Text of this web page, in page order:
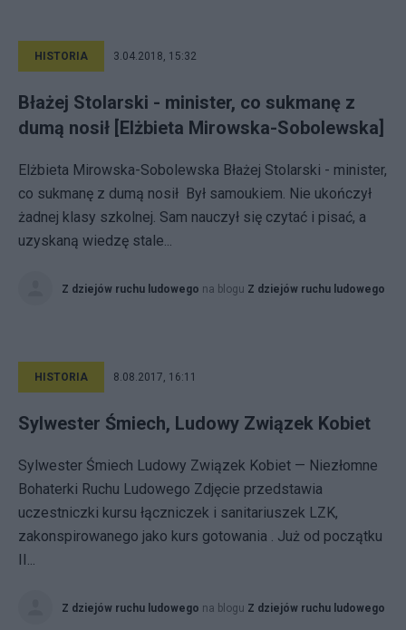
HISTORIA 3.04.2018, 15:32
Błażej Stolarski - minister, co sukmanę z
dumą nosił [Elżbieta Mirowska-Sobolewska]
Elżbieta Mirowska-Sobolewska Błażej Stolarski - minister,
co sukmanę z dumą nosił Był samoukiem. Nie ukończył
żadnej klasy szkolnej. Sam nauczył się czytać i pisać, a
uzyskaną wiedzę stale...
Z dziejów ruchu ludowego na blogu Z dziejów ruchu ludowego
HISTORIA 8.08.2017, 16:11
Sylwester Śmiech, Ludowy Związek Kobiet
Sylwester Śmiech Ludowy Związek Kobiet — Niezłomne
Bohaterki Ruchu Ludowego Zdjęcie przedstawia
uczestniczki kursu łączniczek i sanitariuszek LZK,
zakonspirowanego jako kurs gotowania . Już od początku
II...
Z dziejów ruchu ludowego na blogu Z dziejów ruchu ludowego